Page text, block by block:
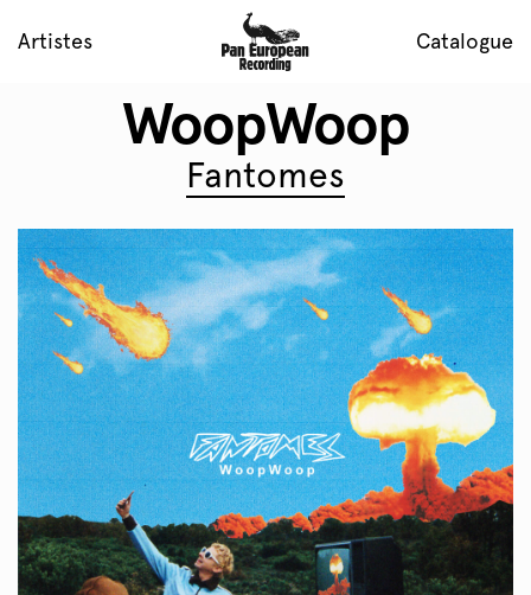
Artistes Catalogue
WoopWoop
Fantomes